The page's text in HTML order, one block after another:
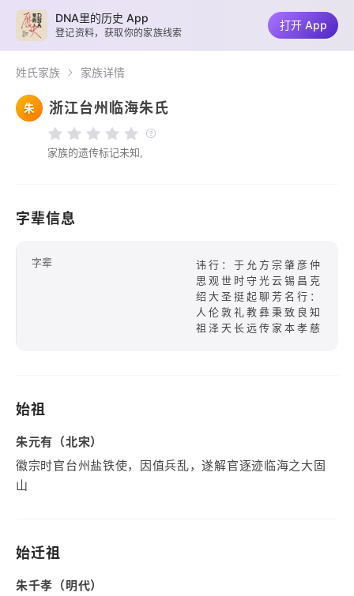
姓氏家族 家族详情
朱 浙江台州临海朱氏
家族的遗传标记未知,
字辈信息
字辈
讳行：于允方宗肇彦仲
思观世时守光云锡昌克
绍大圣挺起聊芳名行：
人伦敦礼教彝秉致良知
祖泽天长远传家本孝慈
始祖
朱元有（北宋）
徽宗时官台州盐铁使，因值兵乱，遂解官逐迹临海之大固
山
始迁祖
朱千孝（明代）
DNA里的历史 App
登记资料，获取你的家族线索
打开 App